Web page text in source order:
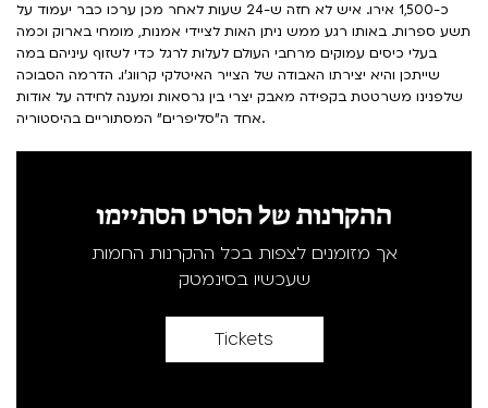
כ-1,500 אירו. איש לא חזה ש-24 שעות לאחר מכן ערכו כבר יעמוד על
תשע ספרות. באותו רגע ממש ניתן האות לציידי אמנות, מומחי בארוק וכמה
בעלי כיסים עמוקים מרחבי העולם לעלות לרגל כדי לשזוף עיניהם במה
שייתכן והיא יצירתו האבודה של הצייר האיטלקי קרווג'ו. הדרמה הסבוכה
שלפנינו משרטטת בקפידה מאבק יצרי בין גרסאות ומענה לחידה על אודות
אחד ה"סליפרים" המסתוריים בהיסטוריה.
ההקרנות של הסרט הסתיימו
אך מזומנים לצפות בכל ההקרנות החמות
שעכשיו בסינמטק
Tickets